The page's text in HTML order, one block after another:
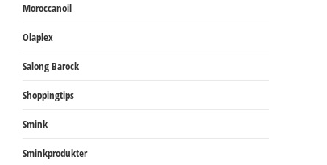
Moroccanoil
Olaplex
Salong Barock
Shoppingtips
Smink
Sminkprodukter